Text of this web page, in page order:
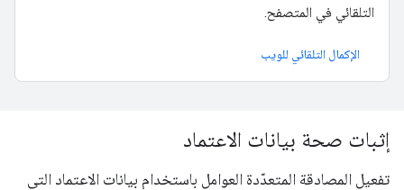
التلقائي في المتصفح.
الإكمال التلقائي للويب
إثبات صحة بيانات الاعتماد
تفعيل المصادقة المتعدّدة العوامل باستخدام بيانات الاعتماد التي